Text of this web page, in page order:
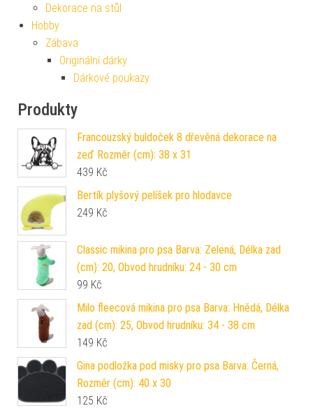
Dekorace na stůl
Hobby
Zábava
Originální dárky
Dárkové poukazy
Produkty
Francouzský buldoček 8 dřevěná dekorace na
zeď Rozměr (cm): 38 x 31
439 Kč
Bertík plyšový pelíšek pro hlodavce
249 Kč
Classic mikina pro psa Barva: Zelená, Délka zad
(cm): 20, Obvod hrudníku: 24 - 30 cm
99 Kč
Milo fleecová mikina pro psa Barva: Hnědá, Délka
zad (cm): 25, Obvod hrudníku: 34 - 38 cm
149 Kč
Gina podložka pod misky pro psa Barva: Černá,
Rozměr (cm): 40 x 30
125 Kč